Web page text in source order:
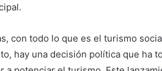
con todo lo que es el turismo
hay una decisión política que ha